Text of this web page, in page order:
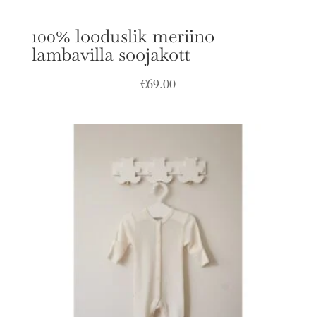
100% looduslik meriino
lambavilla soojakott
€69.00